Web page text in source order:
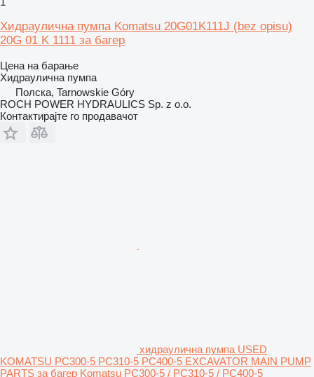
Хидраулична пумпа Komatsu 20G01K111J (bez opisu)
20G 01 K 1111 за багер
Цена на барање
Хидраулична пумпа
Полска, Tarnowskie Góry
ROCH POWER HYDRAULICS Sp. z o.o.
Контактирајте го продавачот
хидраулична пумпа USED
KOMATSU PC300-5 PC310-5 PC400-5 EXCAVATOR MAIN PUMP
PARTS за багер Komatsu PC300-5 / PC310-5 / PC400-5